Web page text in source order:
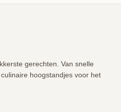
gerechten. Van snelle
hoogstandjes voor het